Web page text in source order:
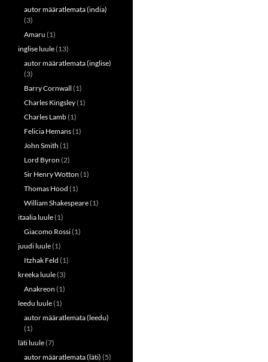
autor määratlemata (india)
(3)
Amaru (1)
inglise luule(13)
autor määratlemata (inglise)
(3)
Barry Cornwall (1)
Charles Kingsley(1)
Charles Lamb(1)
Felicia Hemans(1)
John Smith (1)
Lord Byron (2)
Sir Henry Wotton (1)
Thomas Hood (1)
William Shakespeare(1)
itaalia luule(1)
Giacomo Rossi(1)
juudi luule(1)
Itzhak Feld (1)
kreeka luule(3)
Anakreon (1)
leedu luule(1)
autor määratlemata (leedu)
(1)
läti luule(7)
autor määratlemata (läti) (5)